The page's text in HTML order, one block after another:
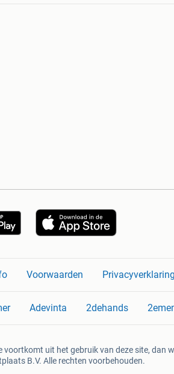
Voorwaarden Privacyverklaring
Adevinta 2dehands
uit het gebruik van deze site, dan
B.V. Alle rechten voorbehouden.